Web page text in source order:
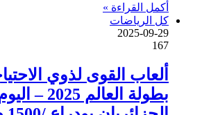
أكمل القراءة »
كل الرياضات
2025-09-29
167
ألعاب القوى لذوي
بطولة العالم